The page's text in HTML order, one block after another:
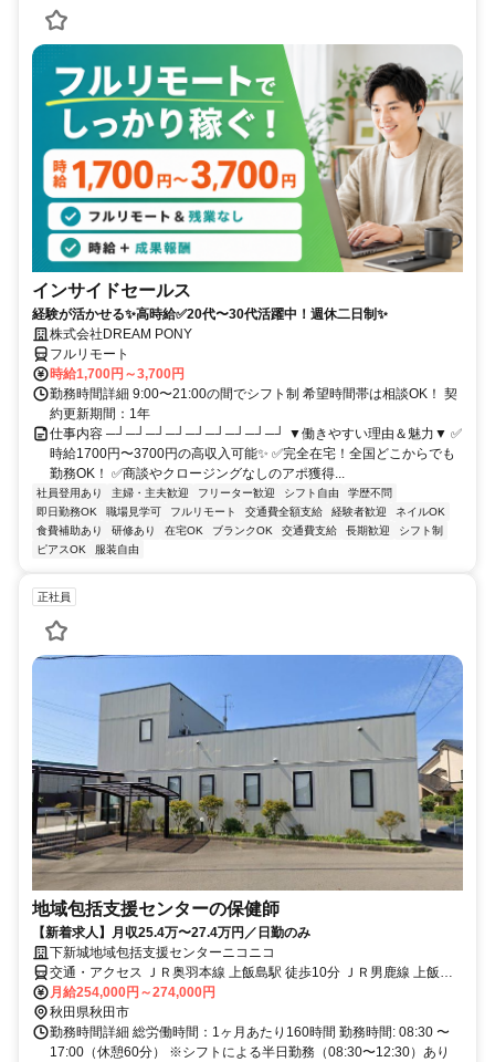
インサイドセールス
経験が活かせる✨高時給✅20代〜30代活躍中！週休二日制✨
株式会社DREAM PONY
フルリモート
時給1,700円～3,700円
勤務時間詳細 9:00〜21:00の間でシフト制 希望時間帯は相談OK！ 契
約更新期間：1年
仕事内容 ─┘─┘─┘─┘─┘─┘─┘─┘─┘ ▼働きやすい理由＆魅力▼ ✅
時給1700円〜3700円の高収入可能✨ ✅完全在宅！全国どこからでも
勤務OK！ ✅商談やクロージングなしのアポ獲得...
社員登用あり 主婦・主夫歓迎 フリーター歓迎 シフト自由
学歴不問
即日勤務OK
職場見学可 フルリモート 交通費全額支給 経験者歓迎
ネイルOK
食費補助あり
研修あり 在宅OK ブランクOK 交通費支給 長期歓迎
シフト制
ピアスOK
服装自由
正社員
地域包括支援センターの保健師
【新着求人】月収25.4万〜27.4万円／日勤のみ
下新城地域包括支援センターニコニコ
交通・アクセス ＪＲ奥羽本線 上飯島駅 徒歩10分 ＪＲ男鹿線 上飯島
駅 徒歩10分
月給254,000円～274,000円
秋田県秋田市
勤務時間詳細 総労働時間：1ヶ月あたり160時間 勤務時間: 08:30 〜
17:00（休憩60分） ※シフトによる半日勤務（08:30〜12:30）あり